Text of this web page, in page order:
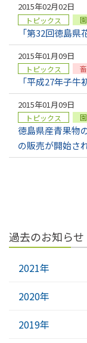
2015年02月02日
トピックス
「第32回徳島
2015年01月09日
トピックス
「平成27年子
2015年01月09日
トピックス
徳島県産青果物
の販売が開始さ
過去のお知らせ
2021年
2020年
2019年